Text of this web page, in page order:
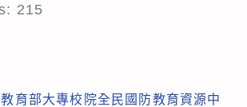
215
育部大專校院全民國防教育資源中